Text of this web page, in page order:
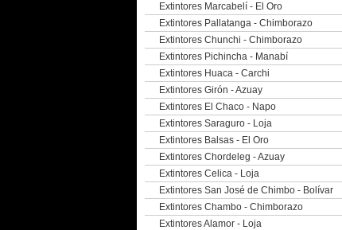
Extintores Marcabelí - El Oro
Extintores Pallatanga - Chimborazo
Extintores Chunchi - Chimborazo
Extintores Pichincha - Manabí
Extintores Huaca - Carchi
Extintores Girón - Azuay
Extintores El Chaco - Napo
Extintores Saraguro - Loja
Extintores Balsas - El Oro
Extintores Chordeleg - Azuay
Extintores Celica - Loja
Extintores San José de Chimbo - Bolívar
Extintores Chambo - Chimborazo
Extintores Alamor - Loja